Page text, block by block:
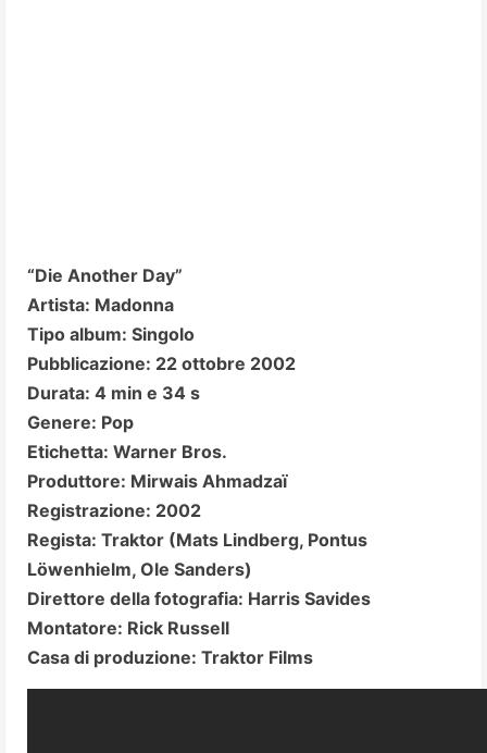
“Die Another Day”
Artista: Madonna
Tipo album: Singolo
Pubblicazione: 22 ottobre 2002
Durata: 4 min e 34 s
Genere: Pop
Etichetta: Warner Bros.
Produttore: Mirwais Ahmadzaï
Registrazione: 2002
Regista: Traktor (Mats Lindberg, Pontus
Löwenhielm, Ole Sanders)
Direttore della fotografia: Harris Savides
Montatore: Rick Russell
Casa di produzione: Traktor Films